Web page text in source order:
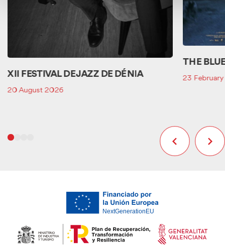
XII FESTIVAL DE JAZZ DE DÉNIA
20 August 2026
THE
23